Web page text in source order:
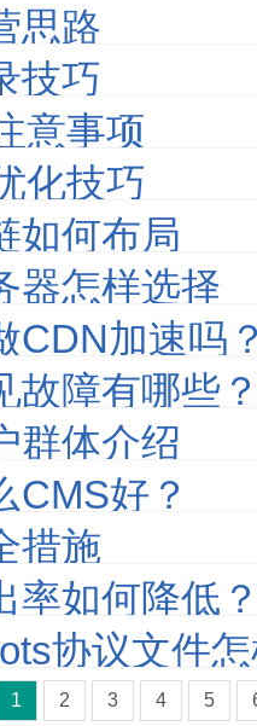
思路
技巧
意事项
化技巧
如何布局
器怎样选择
CDN加速吗
故障有哪些
群体介绍
CMS好？
措施
率如何降低
协议文件
1 2 3 4 5